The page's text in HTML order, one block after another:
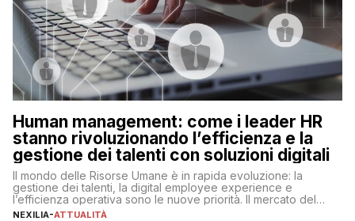
Human management: come i leader HR
stanno rivoluzionando l’efficienza e la
gestione dei talenti con soluzioni digitali
Il mondo delle Risorse Umane è in rapida evoluzione: la
gestione dei talenti, la digital employee experience e
l’efficienza operativa sono le nuove priorità. Il mercato del
lavoro, d’altra parte, è sempre più competitivo con una lotta
NEXILIA-ATTUALITÀ